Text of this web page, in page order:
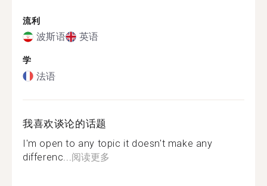
流利
波斯语 英语
学
法语
我喜欢谈论的话题
I'm open to any topic it doesn't make any
differenc... 阅读更多